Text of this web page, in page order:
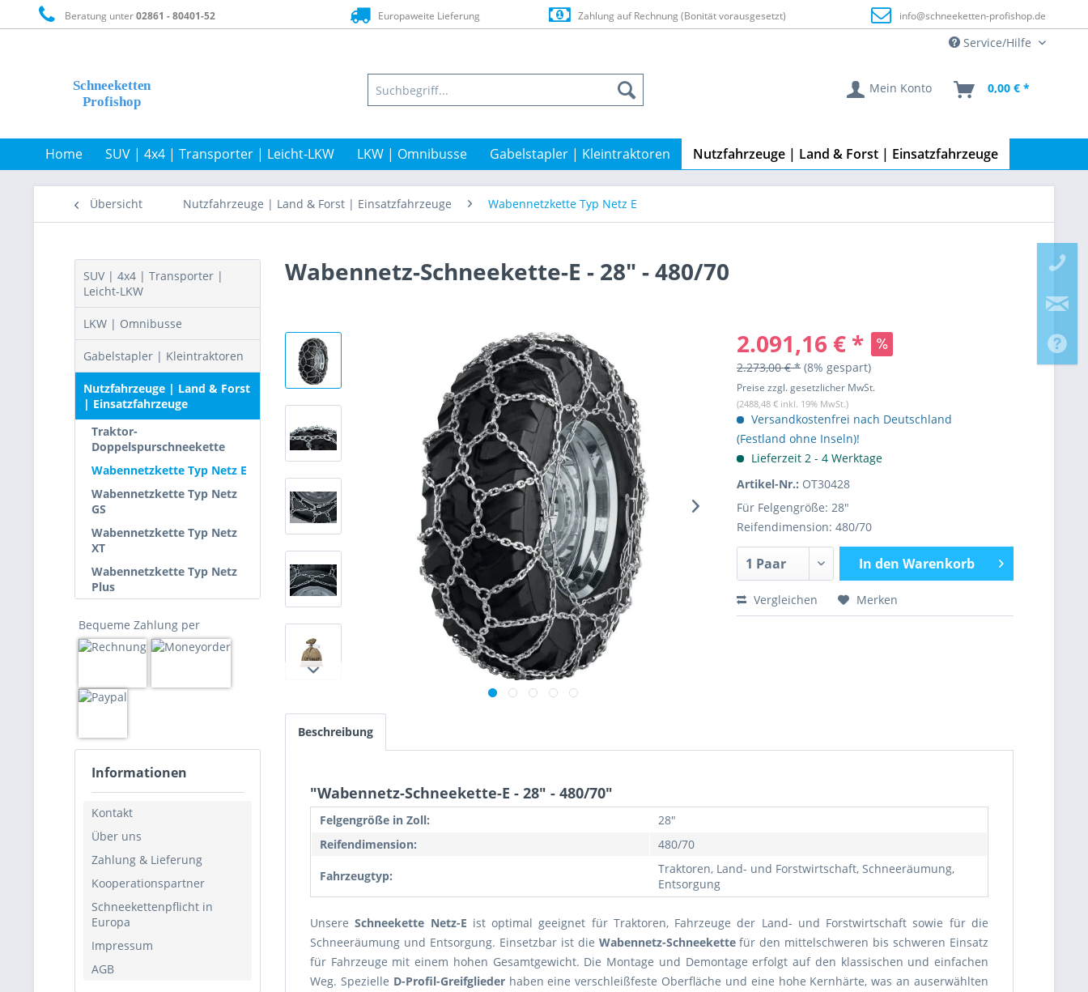
Beratung unter02861 - 80401-52 Europaweite Lieferung Zahlung auf Rechnung (Bonität vorausgesetzt) info@schneeketten-profishop.de
Service/Hilfe
Mein Konto 0,00 € *
Home SUV | 4x4 | Transporter | Leicht-LKW LKW | Omnibusse Gabelstapler | Kleintraktoren Nutzfahrzeuge | Land & Forst | Einsatzfahrzeuge
Übersicht Nutzfahrzeuge | Land & Forst | Einsatzfahrzeuge Wabennetzkette Typ Netz E
SUV | 4x4 | Transporter |
Leicht-LKW
LKW | Omnibusse
Gabelstapler | Kleintraktoren
Nutzfahrzeuge | Land & Forst
| Einsatzfahrzeuge
Traktor-
Doppelspurschneekette
Wabennetzkette Typ Netz E
Wabennetzkette Typ Netz
GS
Wabennetzkette Typ Netz
XT
Wabennetzkette Typ Netz
Plus
Bequeme Zahlung per
Informationen
Kontakt
Über uns
Zahlung & Lieferung
Kooperationspartner
Schneekettenpflicht in
Europa
Impressum
AGB
Wabennetz-Schneekette-E - 28" - 480/70
2.091,16 € *
2.273,00 € * (8% gespart)
Preise zzgl. gesetzlicher MwSt.
(2488,48 € inkl. 19% MwSt.)
Versandkostenfrei nach Deutschland
(Festland ohne Inseln)!
Lieferzeit 2 - 4 Werktage
Artikel-Nr.: OT30428
Für Felgengröße: 28"
Reifendimension: 480/70
In den Warenkorb
Vergleichen Merken
Beschreibung
"Wabennetz-Schneekette-E - 28" - 480/70"
Felgengröße in Zoll:
28"
Reifendimension:
480/70
Fahrzeugtyp:
Traktoren, Land- und Forstwirtschaft, Schneeräumung,
Entsorgung
UnsereSchneekette Netz-E ist optimal geeignet für Traktoren, Fahrzeuge der Land- und Forstwirtschaft sowie für die
Schneeräumung und Entsorgung. Einsetzbar ist die Wabennetz-Schneekettefür den mittelschweren bis schweren Einsatz
für Fahrzeuge mit einem hohen Gesamtgewicht. Die Montage und Demontage erfolgt auf den klassischen und einfachen
Weg. Spezielle D-Profil-Greifgliederhaben eine verschleißfeste Oberfläche und eine hohe Kernhärte, was an auserwählten